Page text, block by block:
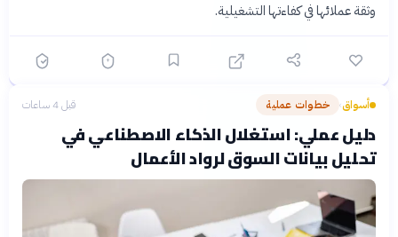
وثقة عملائها في كفاءتها التشغيلية.
أسواق› خطوات عملية قبل 4 ساعات
دليل عملي: استغلال الذكاء الاصطناعي في
تحليل بيانات السوق لرواد الأعمال